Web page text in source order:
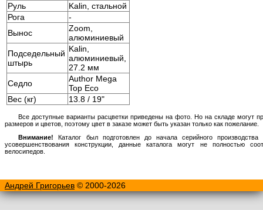
Руль
Kalin, стальной
Рога
-
Вынос
Zoom,
алюминиевый
Подседельный
штырь
Kalin,
алюминиевый,
27.2 мм
Седло
Author Mega
Top Eco
Вес (кг)
13.8 / 19"
Все доступные варианты расцветки приведены на фото. Но на складе могут
размеров и цветов, поэтому цвет в заказе может быть указан только как пожелание.
Внимание!
Каталог был подготовлен до начала серийного производства
усовершенствования конструкции, данные каталога могут не полностью
велосипедов.
Андрей Григорьев © 2000-2026